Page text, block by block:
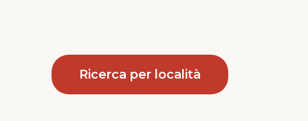
Ricerca per località